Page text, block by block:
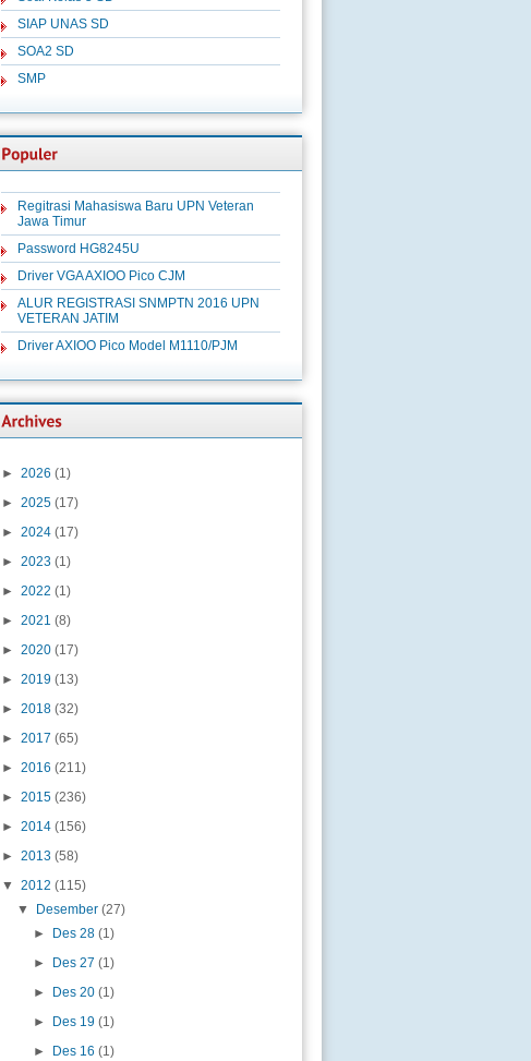
SIAP UNAS SD
SOA2 SD
SMP
Regitrasi Mahasiswa Baru UPN Veteran
Jawa Timur
Password HG8245U
Driver VGA AXIOO Pico CJM
ALUR REGISTRASI SNMPTN 2016 UPN
VETERAN JATIM
Driver AXIOO Pico Model M1110/PJM
► 2026 (1)
► 2025 (17)
► 2024 (17)
► 2023 (1)
► 2022 (1)
► 2021 (8)
► 2020 (17)
► 2019 (13)
► 2018 (32)
► 2017 (65)
► 2016 (211)
► 2015 (236)
► 2014 (156)
► 2013 (58)
▼ 2012 (115)
▼
Desember (27)
►
Des 28 (1)
►
Des 27 (1)
►
Des 20 (1)
►
Des 19 (1)
►
Des 16 (1)